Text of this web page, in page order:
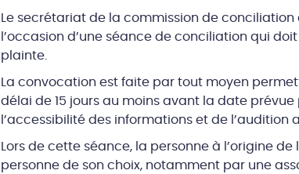
Le secrétariat de la commission de
l’occasion d’une séance de conciliation qui
plainte.
La convocation est faite par tout moyen
délai de 15 jours au moins avant la date
l’accessibilité des informations et de l’audition
Lors de cette séance, la personne à l’origine
personne de son choix, notamment par une